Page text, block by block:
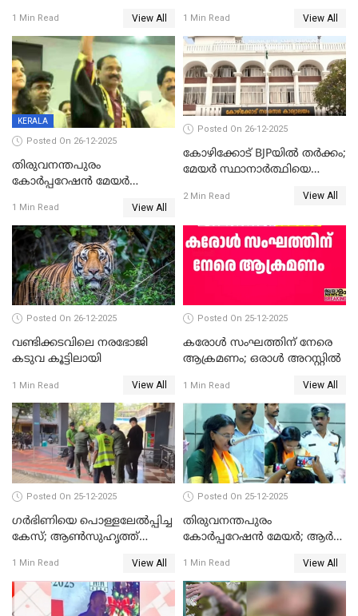
ആദ്യ വോട്ട് അസാധു; കണ്ണൂർ
ഡെപ്യൂട്ടി മേയർ സ്ഥാനത്ത്
താഹിറിന് വിജയം
1 Min Read View All
മുഖ്യമന്ത്രിയുടെ ഓഫീസ്
തന്നെ വിശദീകരിയ്ക്കുന്നു;
സത്യമിതാണ്
1 Min Read View All
KERALA
Posted On 26-12-2025
തിരുവനന്തപുരം
കോര്‍പ്പറേഷന്‍ മേയര്‍
ഹൈക്കോടതിയിലേക്ക്;
സത്യപ്രതിജ്ഞ ചടങ്ങില്‍
ചട്ടലംഘനമെന്ന് പാർട്ടി
1 Min Read View All
Posted On 26-12-2025
കോഴിക്കോട് BJPയിൽ തർക്കം;
മേയർ സ്ഥാനാർത്ഥിയെ
2 Min Read View All
Posted On 26-12-2025
വണ്ടിക്കടവിലെ നരഭോജി
കടുവ കൂട്ടിലായി
1 Min Read View All
Posted On 25-12-2025
കരോള്‍ സംഘത്തിന് നേരെ
ആക്രമണം; ഒരാള്‍ അറസ്റ്റില്‍
1 Min Read View All
Posted On 25-12-2025
ഗര്‍ഭിണിയെ പൊള്ളലേല്‍പ്പിച്ച
കേസ്; ആണ്‍സുഹൃത്ത്
1 Min Read View All
Posted On 25-12-2025
തിരുവനന്തപുരം
കോര്‍പ്പറേഷന്‍ മേയർ; ആര്‍
1 Min Read View All